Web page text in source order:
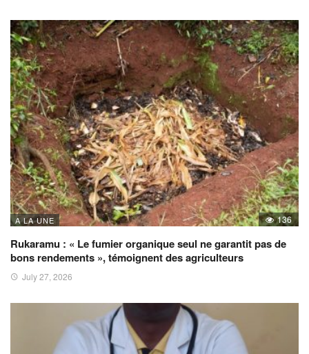
A LA UNE 136
Rukaramu : « Le fumier organique seul ne garantit pas de
bons rendements », témoignent des agriculteurs
July 27, 2026